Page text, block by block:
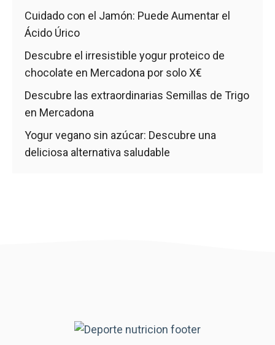
Cuidado con el Jamón: Puede Aumentar el
Ácido Úrico
Descubre el irresistible yogur proteico de
chocolate en Mercadona por solo X€
Descubre las extraordinarias Semillas de Trigo
en Mercadona
Yogur vegano sin azúcar: Descubre una
deliciosa alternativa saludable